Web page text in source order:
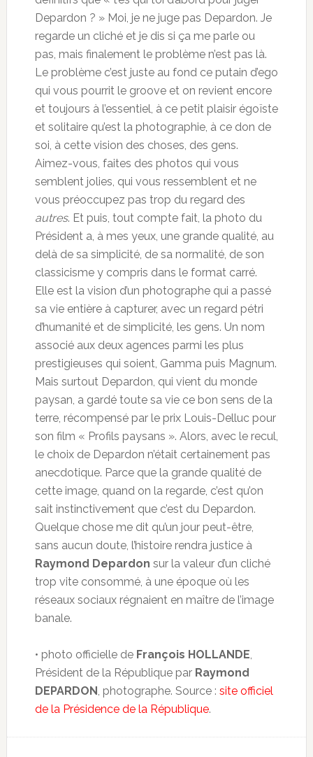
Depardon ? » Moi, je ne juge pas Depardon. Je
regarde un cliché et je dis si ça me parle ou
pas, mais finalement le problème n’est pas là.
Le problème c’est juste au fond ce putain d’ego
qui vous pourrit le groove et on revient encore
et toujours à l’essentiel, à ce petit plaisir égoïste
et solitaire qu’est la photographie, à ce don de
soi, à cette vision des choses, des gens.
Aimez-vous, faites des photos qui vous
semblent jolies, qui vous ressemblent et ne
vous préoccupez pas trop du regard des
autres. Et puis, tout compte fait, la photo du
Président a, à mes yeux, une grande qualité, au
delà de sa simplicité, de sa normalité, de son
classicisme y compris dans le format carré.
Elle est la vision d’un photographe qui a passé
sa vie entière à capturer, avec un regard pétri
d’humanité et de simplicité, les gens. Un nom
associé aux deux agences parmi les plus
prestigieuses qui soient, Gamma puis Magnum.
Mais surtout Depardon, qui vient du monde
paysan, a gardé toute sa vie ce bon sens de la
terre, récompensé par le prix Louis-Delluc pour
son film « Profils paysans ». Alors, avec le recul,
le choix de Depardon n’était certainement pas
anecdotique. Parce que la grande qualité de
cette image, quand on la regarde, c’est qu’on
sait instinctivement que c’est du Depardon.
Quelque chose me dit qu’un jour peut-être,
sans aucun doute, l’histoire rendra justice à
Raymond Depardon sur la valeur d’un cliché
trop vite consommé, à une époque où les
réseaux sociaux régnaient en maître de l’image
banale.
• photo officielle de François HOLLANDE,
Président de la République par Raymond
DEPARDON, photographe. Source : site officiel
de la Présidence de la République.